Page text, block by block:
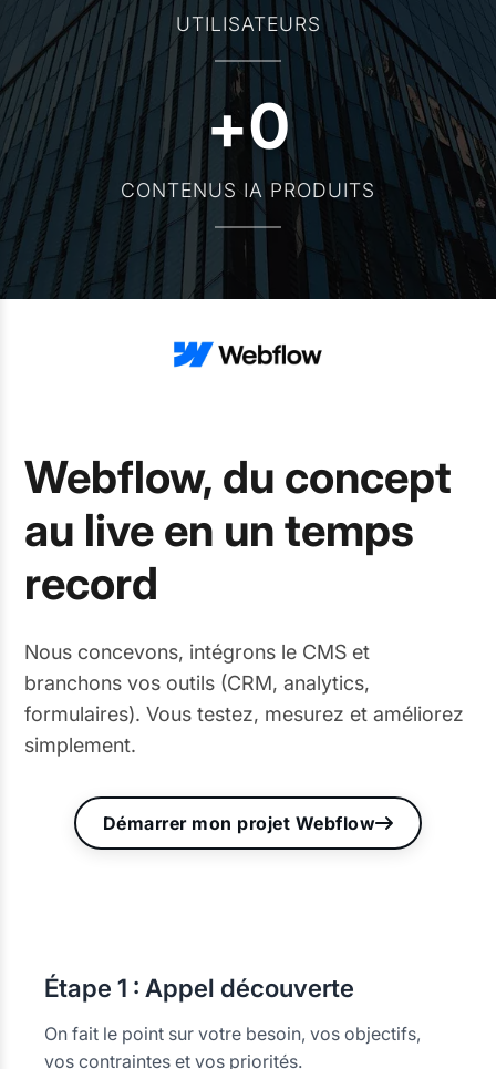
UTILISATEURS
+0
CONTENUS IA PRODUITS
Webflow, du concept
au live en un temps
record
Nous concevons, intégrons le CMS et
branchons vos outils (CRM, analytics,
formulaires). Vous testez, mesurez et améliorez
simplement.
Démarrer mon projet Webflow
Étape 1 : Appel découverte
On fait le point sur votre besoin, vos objectifs,
vos contraintes et vos priorités.